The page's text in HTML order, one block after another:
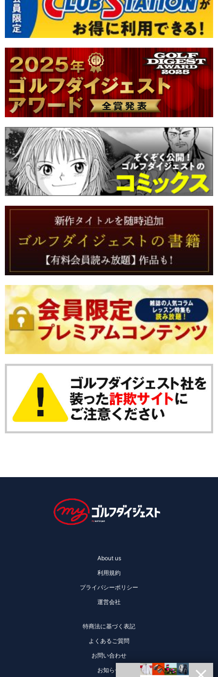
About us
利用規約
プライバシーポリシー
運営会社
特商法に基づく表記
よくあるご質問
お問い合わせ
お知らせ